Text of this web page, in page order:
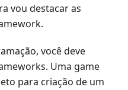
vou destacar as
você deve
Uma game
para criação de um